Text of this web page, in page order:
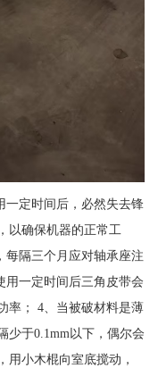
一定时间后，必然失去锋
以确保机器的正常工
每隔三个月应对轴承座注
用一定时间后三角皮带会
率； 4、当被破材料是薄
少于0.1mm以下，偶尔会
用小木棍向室底搅动，